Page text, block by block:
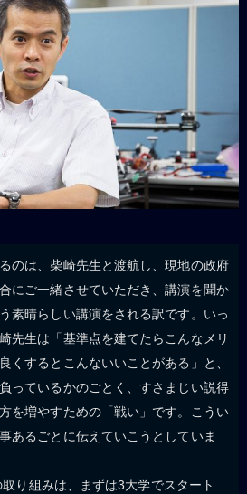
のは、柴崎先生と渡航し、現地の政府
にご一緒させていただき、講演を聞か
素晴らしい講演をされる訳です。いっ
先生は「基準点を建てたらこんなメリ
くするとこんないいことがある」と、
っているかのごとく、すさまじい説得
を増やすための「戦い」です。こうい
あるごとに伝えていこうとしていま
り組みは、まずは3大学でスタート